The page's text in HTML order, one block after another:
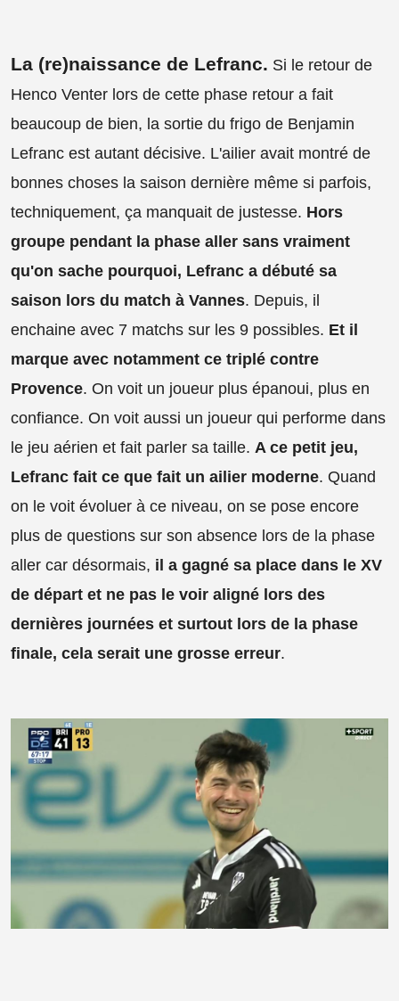
La (re)naissance de Lefranc. Si le retour de
Henco Venter lors de cette phase retour a fait
beaucoup de bien, la sortie du frigo de Benjamin
Lefranc est autant décisive. L'ailier avait montré de
bonnes choses la saison dernière même si parfois,
techniquement, ça manquait de justesse. Hors
groupe pendant la phase aller sans vraiment
qu'on sache pourquoi, Lefranc a débuté sa
saison lors du match à Vannes. Depuis, il
enchaine avec 7 matchs sur les 9 possibles. Et il
marque avec notamment ce triplé contre
Provence. On voit un joueur plus épanoui, plus en
confiance. On voit aussi un joueur qui performe dans
le jeu aérien et fait parler sa taille. A ce petit jeu,
Lefranc fait ce que fait un ailier moderne. Quand
on le voit évoluer à ce niveau, on se pose encore
plus de questions sur son absence lors de la phase
aller car désormais, il a gagné sa place dans le XV
de départ et ne pas le voir aligné lors des
dernières journées et surtout lors de la phase
finale, cela serait une grosse erreur.